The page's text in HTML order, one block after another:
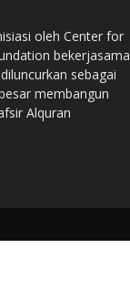
oleh Center for
bekerjasama
sebagai
membangun
Alquran